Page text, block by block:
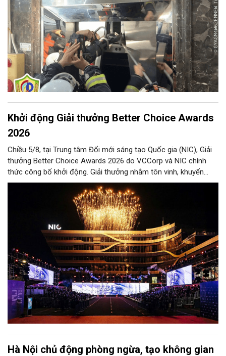
Khởi động Giải thưởng Better Choice Awards
2026
Chiều 5/8, tại Trung tâm Đổi mới sáng tạo Quốc gia (NIC), Giải
thưởng Better Choice Awards 2026 do VCCorp và NIC chính
thức công bố khởi động. Giải thưởng nhằm tôn vinh, khuyến
khích, cổ vũ những giá trị đổi mới, sáng tạo, áp dụng trong đời
sống thực, phục vụ người tiêu dùng.
Hà Nội chủ động phòng ngừa, tạo không gian